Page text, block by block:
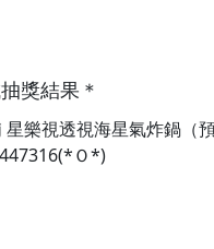
獎結果＊
樂視透視海星氣炸鍋（
Ｏ*)